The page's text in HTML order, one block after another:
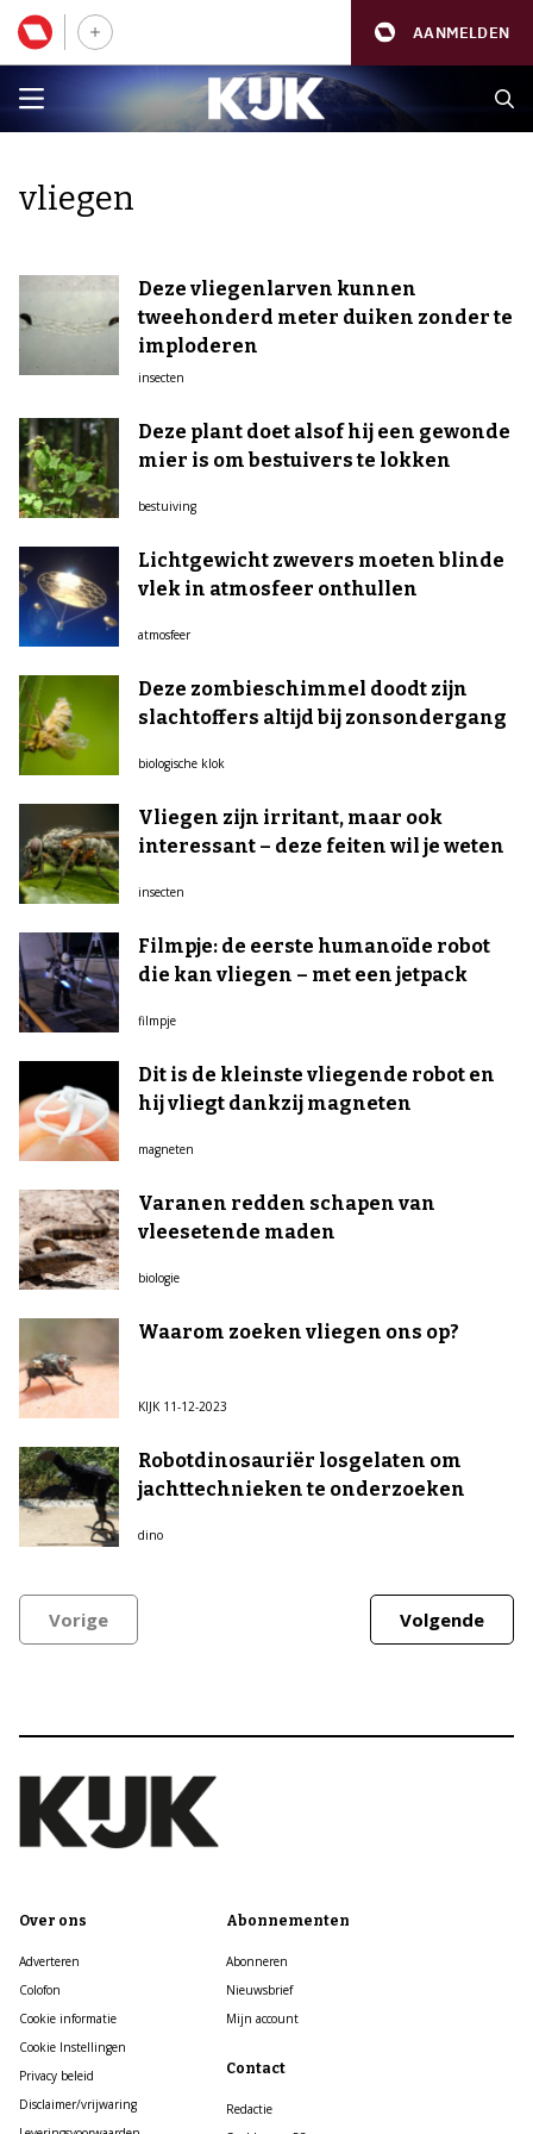
AANMELDEN
vliegen
Deze vliegenlarven kunnen
tweehonderd meter duiken zonder te
imploderen
insecten
Deze plant doet alsof hij een gewonde
mier is om bestuivers te lokken
bestuiving
Lichtgewicht zwevers moeten blinde
vlek in atmosfeer onthullen
atmosfeer
Deze zombieschimmel doodt zijn
slachtoffers altijd bij zonsondergang
biologische klok
Vliegen zijn irritant, maar ook
interessant – deze feiten wil je weten
insecten
Filmpje: de eerste humanoïde robot
die kan vliegen – met een jetpack
filmpje
Dit is de kleinste vliegende robot en
hij vliegt dankzij magneten
magneten
Varanen redden schapen van
vleesetende maden
biologie
Waarom zoeken vliegen ons op?
KIJK 11-12-2023
Robotdinosauriër losgelaten om
jachttechnieken te onderzoeken
dino
Vorige Volgende
Over ons
Adverteren
Colofon
Cookie informatie
Cookie Instellingen
Privacy beleid
Disclaimer/vrijwaring
Abonnementen
Abonneren
Nieuwsbrief
Mijn account
Contact
Redactie